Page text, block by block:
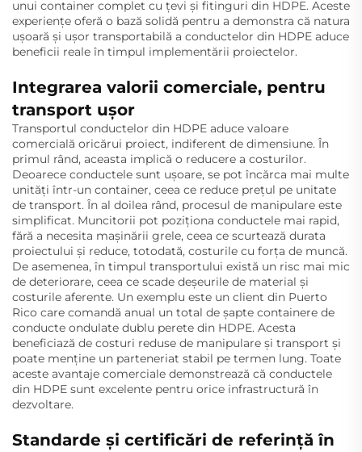
unui container complet cu țevi și fitinguri din HDPE. Aceste
experiențe oferă o bază solidă pentru a demonstra că natura
ușoară și ușor transportabilă a conductelor din HDPE aduce
beneficii reale în timpul implementării proiectelor.
Integrarea valorii comerciale, pentru
transport ușor
Transportul conductelor din HDPE aduce valoare
comercială oricărui proiect, indiferent de dimensiune. În
primul rând, aceasta implică o reducere a costurilor.
Deoarece conductele sunt ușoare, se pot încărca mai multe
unități într-un container, ceea ce reduce prețul pe unitate
de transport. În al doilea rând, procesul de manipulare este
simplificat. Muncitorii pot poziționa conductele mai rapid,
fără a necesita mașinării grele, ceea ce scurtează durata
proiectului și reduce, totodată, costurile cu forța de muncă.
De asemenea, în timpul transportului există un risc mai mic
de deteriorare, ceea ce scade deșeurile de material și
costurile aferente. Un exemplu este un client din Puerto
Rico care comandă anual un total de șapte containere de
conducte ondulate dublu perete din HDPE. Acesta
beneficiază de costuri reduse de manipulare și transport și
poate menține un parteneriat stabil pe termen lung. Toate
aceste avantaje comerciale demonstrează că conductele
din HDPE sunt excelente pentru orice infrastructură în
dezvoltare.
Standarde și certificări de referință în